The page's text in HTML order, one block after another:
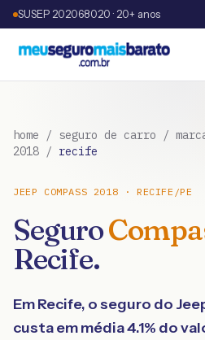
SUSEP 202068020 · 20+ anos
home / seguro de carro /
2018 / recife
JEEP COMPASS 2018 ·RECIFE /PE
Seguro
Recife.
EmRecife, o seguro do
custa em média4.1% do